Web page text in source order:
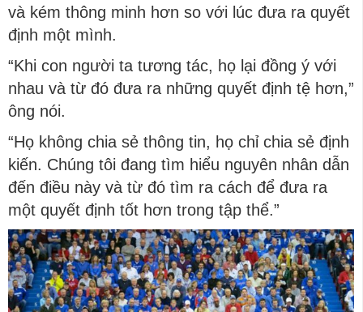
và kém thông minh hơn so với lúc đưa ra quyết
định một mình.
“Khi con người ta tương tác, họ lại đồng ý với
nhau và từ đó đưa ra những quyết định tệ hơn,”
ông nói.
“Họ không chia sẻ thông tin, họ chỉ chia sẻ định
kiến. Chúng tôi đang tìm hiểu nguyên nhân dẫn
đến điều này và từ đó tìm ra cách để đưa ra
một quyết định tốt hơn trong tập thể.”